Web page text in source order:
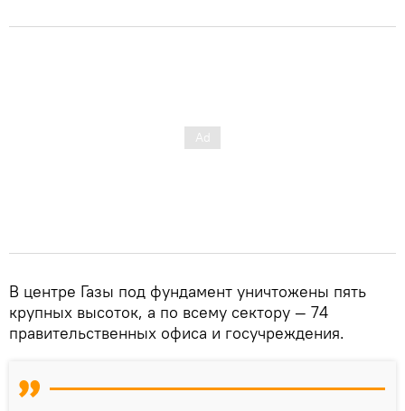
В центре Газы под фундамент уничтожены пять
крупных высоток, а по всему сектору — 74
правительственных офиса и госучреждения.